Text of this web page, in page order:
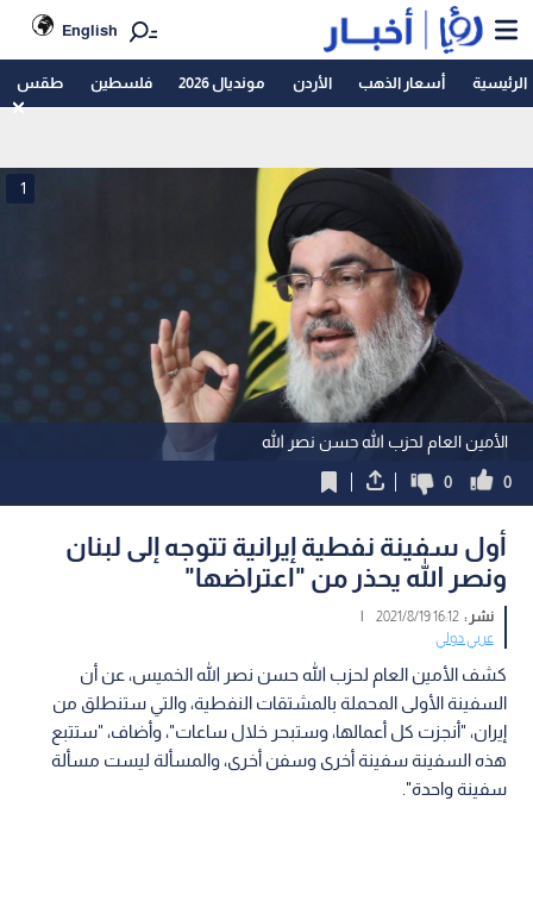
English
الرئيسية أسعار الذهب الأردن مونديال 2026 فلسطين طقس
الأمين العام لحزب الله حسن نصر الله
1
0
0
أول سفينة نفطية إيرانية تتوجه إلى لبنان
ونصر الله يحذر من "اعتراضها"
نشر :16:12 2021/8/19
|
عربي دولي
كشف الأمين العام لحزب الله حسن نصر الله الخميس، عن أن
السفينة الأولى المحملة بالمشتقات النفطية، والتي ستنطلق من
إيران، "أنجزت كل أعمالها، وستبحر خلال ساعات"، وأضاف، "ستتبع
هذه السفينة سفينة أخرى وسفن أخرى، والمسألة ليست مسألة
سفينة واحدة".